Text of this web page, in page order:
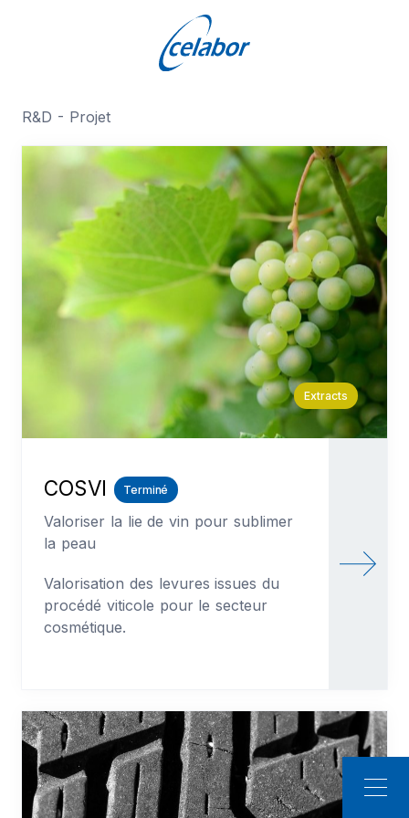
R&D - Projet
Extracts
COSVI Terminé
Valoriser la lie de vin pour sublimer
la peau
Valorisation des levures issues du
procédé viticole pour le secteur
cosmétique.